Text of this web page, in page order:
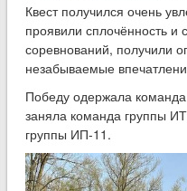
Квест получился очень
проявили сплочённость и
соревнований, получили
незабываемые
Победу одержала
заняла команда группы
группы ИП-11.